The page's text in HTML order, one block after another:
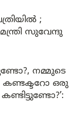
;
സുവേന്ദു
നമ്മുടെ
കണ്ടക്ടറോ ഒരു